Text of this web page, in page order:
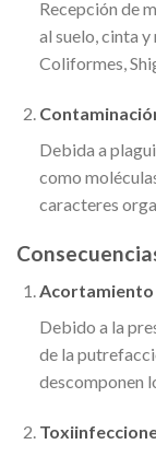
Recepción de
al suelo, cinta
Coliformes,
Debida a
como
caracteres
Acortamiento
Debido a la
de la
descomponen